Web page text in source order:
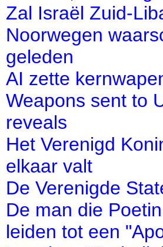
Zal Israël Zuid-
Noorwegen
geleden
AI zette
Weapons sent to
reveals
Het Verenigd
elkaar valt
De Verenigde
De man die
leiden tot een